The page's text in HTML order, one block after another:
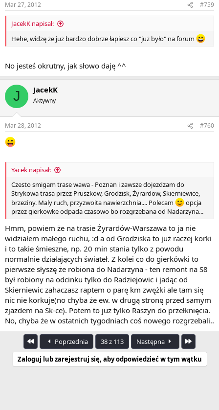
Mar 27, 2012 #759
JacekK napisał:
Hehe, widzę że już bardzo dobrze łapiesz co "już było" na forum
No jesteś okrutny, jak słowo daję ^^
J JacekK
Aktywny
Mar 28, 2012 #760
Yacek napisał:
Czesto smigam trase wawa - Poznan i zawsze dojezdzam do
Strykowa trasa przez Pruszkow, Grodzisk, Żyrardow, Skierniewice,
brzeziny. Maly ruch, przyzwoita nawierzchnia.... Polecam
opcja
przez gierkowke odpada czasowo bo rozgrzebana od Nadarzyna...
Hmm, powiem że na trasie Żyrardów-Warszawa to ja nie
widziałem małego ruchu, :d a od Grodziska to już raczej korki
i to takie śmieszne, np. 20 min stania tylko z powodu
normalnie działających świateł. Z kolei co do gierkówki to
pierwsze słyszę że robiona do Nadarzyna - ten remont na S8
był robiony na odcinku tylko do Radziejowic i jadąc od
Skierniewic zahaczasz raptem o parę km zwężki ale tam się
nic nie korkuje(no chyba że ew. w drugą stronę przed samym
zjazdem na Sk-ce). Potem to już tylko Raszyn do przełknięcia.
No, chyba że w ostatnich tygodniach coś nowego rozgrzebali..
PierwszyPoprzednia 38 z 113 Następna
Zaloguj lub zarejestruj się, aby odpowiedzieć w tym wątku